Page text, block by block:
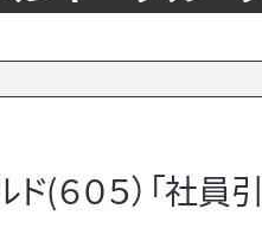
０５）「社員引